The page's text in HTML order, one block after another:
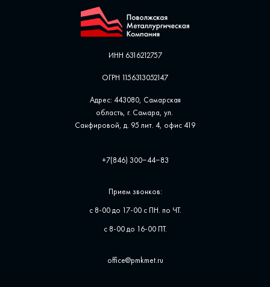
ИНН 6316212757
ОГРН 1156313052147
Адрес: 443080, Самарская
область, г. Самара, ул. ​
Санфировой, д. 95 лит. 4, офис ​419
+7(846) 300‒44‒83
Прием звонков:
с 8-00 до 17-00 с ПН. по ЧТ.
с 8-00 до 16-00 ПТ.
office@pmkmet.ru